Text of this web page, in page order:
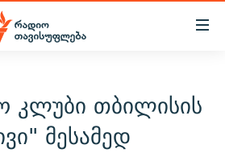
კლუბი თბილისის
მესამედ